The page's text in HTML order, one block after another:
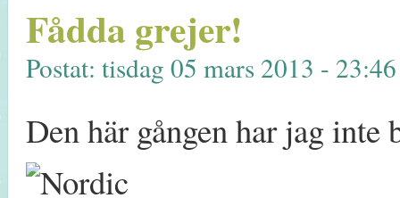
Fådda grejer!
Postat: tisdag 05 mars 2013 -
Den här gången har jag inte